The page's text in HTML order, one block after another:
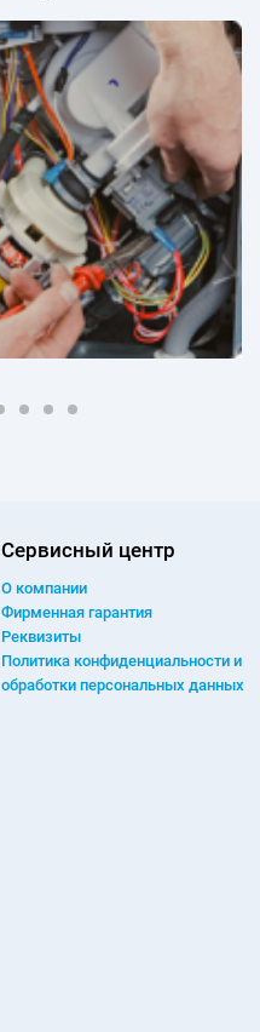
Сервисный центр
О компании
Фирменная гарантия
Реквизиты
Политика конфиденциальности и
обработки персональных данных